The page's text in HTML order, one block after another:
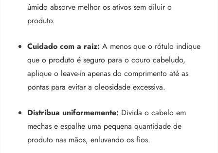
úmido absorve melhor os ativos sem diluir o
produto.
Cuidado com a raiz: A menos que o rótulo indique
que o produto é seguro para o couro cabeludo,
aplique o leave-in apenas do comprimento até as
pontas para evitar a oleosidade excessiva.
Distribua uniformemente: Divida o cabelo em
mechas e espalhe uma pequena quantidade de
produto nas mãos, enluvando os fios.